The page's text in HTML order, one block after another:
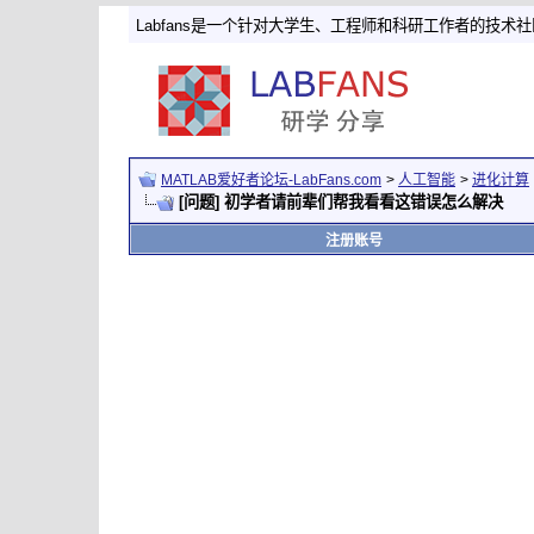
Labfans是一个针对大学生、工程师和科研工作者的技术社
MATLAB爱好者论坛-LabFans.com > 人工智能 > 进化计算
[问题] 初学者请前辈们帮我看看这错误怎么解决
注册账号